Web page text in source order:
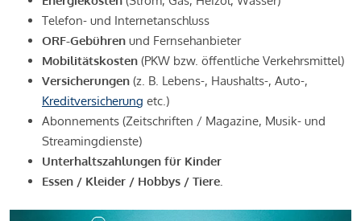
Telefon- und Internetanschluss
ORF-Gebühren und Fernsehanbieter
Mobilitätskosten (PKW bzw. öffentliche Verkehrsmittel)
Versicherungen (z. B. Lebens-, Haushalts-, Auto-,
Kreditversicherung etc.)
Abonnements (Zeitschriften / Magazine, Musik- und
Streamingdienste)
Unterhaltszahlungen für Kinder
Essen / Kleider / Hobbys / Tiere.